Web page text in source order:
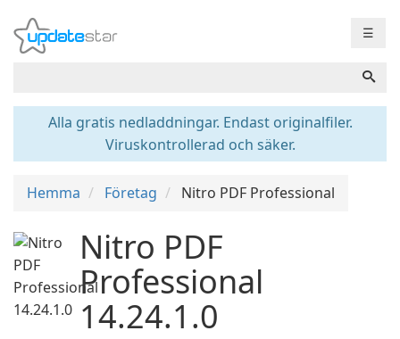
☰
Alla gratis nedladdningar. Endast originalfiler.
Viruskontrollerad och säker.
Hemma Företag Nitro PDF Professional
Nitro PDF
Professional
14.24.1.0